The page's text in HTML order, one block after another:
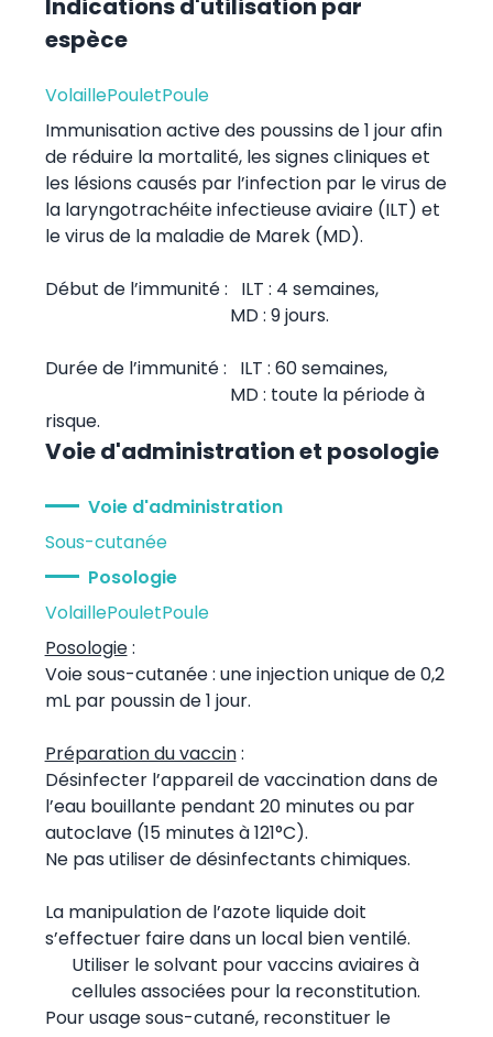
Indications d'utilisation par
espèce
VolaillePouletPoule
Immunisation active des poussins de 1 jour afin
de réduire la mortalité, les signes cliniques et
les lésions causés par l’infection par le virus de
la laryngotrachéite infectieuse aviaire (ILT) et
le virus de la maladie de Marek (MD).
Début de l’immunité : ILT : 4 semaines,
MD : 9 jours.
Durée de l’immunité : ILT : 60 semaines,
MD : toute la période à
risque.
Voie d'administration et posologie
Voie d'administration
Sous-cutanée
Posologie
VolaillePouletPoule
Posologie:
Voie sous-cutanée : une injection unique de 0,2
mL par poussin de 1 jour.
Préparation du vaccin:
Désinfecter l’appareil de vaccination dans de
l’eau bouillante pendant 20 minutes ou par
autoclave (15 minutes à 121°C).
Ne pas utiliser de désinfectants chimiques.
La manipulation de l’azote liquide doit
s’effectuer faire dans un local bien ventilé.
Utiliser le solvant pour vaccins aviaires à
cellules associées pour la reconstitution.
Pour usage sous-cutané, reconstituer le